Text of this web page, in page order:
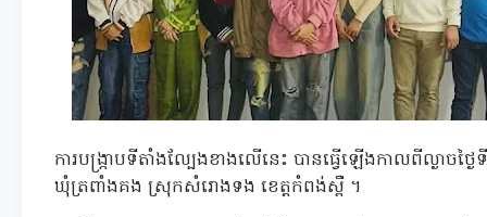
ការបង្ក្រាបទីតាំងល្បែងខាងលើនេះ បានធ្វើឡើងកាលពីល្ងាច
ឃុំត្រពាំងគង ស្រុកសំរោងទង ខេត្តកំពង់ស្ពឺ ។